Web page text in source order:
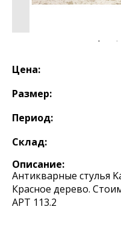
Цена:
Размер:
Период:
Склад:
Описание:
Антикварные стулья
Красное дерево.
АРТ 113.2